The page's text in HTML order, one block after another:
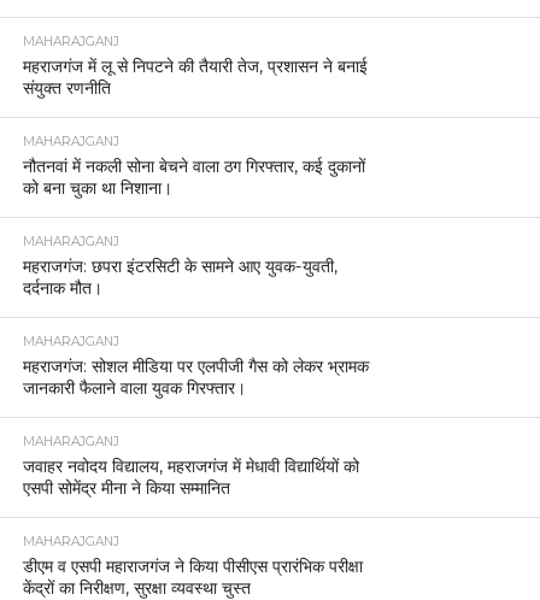
MAHARAJGANJ
महराजगंज में लू से निपटने की तैयारी तेज, प्रशासन ने बनाई
संयुक्त रणनीति
MAHARAJGANJ
नौतनवां में नकली सोना बेचने वाला ठग गिरफ्तार, कई दुकानों
को बना चुका था निशाना।
MAHARAJGANJ
महराजगंज: छपरा इंटरसिटी के सामने आए युवक-युवती,
दर्दनाक मौत।
MAHARAJGANJ
महराजगंज: सोशल मीडिया पर एलपीजी गैस को लेकर भ्रामक
जानकारी फैलाने वाला युवक गिरफ्तार।
MAHARAJGANJ
जवाहर नवोदय विद्यालय, महराजगंज में मेधावी विद्यार्थियों को
एसपी सोमेंद्र मीना ने किया सम्मानित
MAHARAJGANJ
डीएम व एसपी महाराजगंज ने किया पीसीएस प्रारंभिक परीक्षा
केंद्रों का निरीक्षण, सुरक्षा व्यवस्था चुस्त